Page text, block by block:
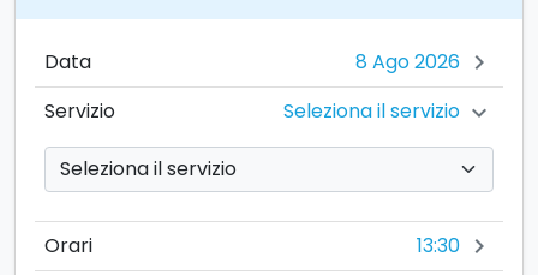
Data chevron_right
Servizio Seleziona il servizio chevron_right
Orari 13:30 chevron_right